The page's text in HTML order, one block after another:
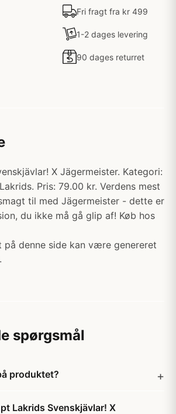
Fri fragt fra kr 499
1-2 dages levering
90 dages returret
X Jägermeister. Kategori:
Pris: 79.00 kr. Verdens mest
til med Jägermeister - dette er
du ikke må gå glip af! Køb hos
på denne side kan være genereret
spørgsmål
produktet?
Lakrids Svenskjävlar! X